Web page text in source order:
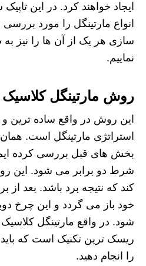
ایجاد خواهند کرد. در این
انواع مارتینگل را مورد بررسی
سازی هر یک از آن ها را نیز
نماییم.
روش مارتینگل کلاسیک
این روش در واقع ساده ترین
استراتژی مارتینگل است.
بخش های قبل بررسی کرده
شرط دو برابر می شود. این
کند که نتیجه برد باشد. بعد از
خود باز می گردد و این چرخ
شود. در واقع مارتینگل کلاسیک
ریسک ترین تکنیک است که
را انجام دهید.